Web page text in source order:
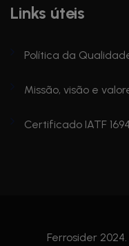
Links úteis
Política da
Missão, visão e
Certificado IATF
Ferrosider